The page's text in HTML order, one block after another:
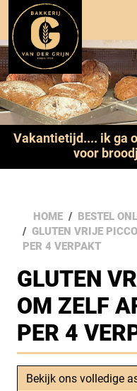
Vakantietijd.... ik ga
voor
HOME
BESTEL
GLUTEN VRIJE
PER 4 VERPAKT
GLUTEN
OM ZELF
PER 4
Bekijk ons volledige